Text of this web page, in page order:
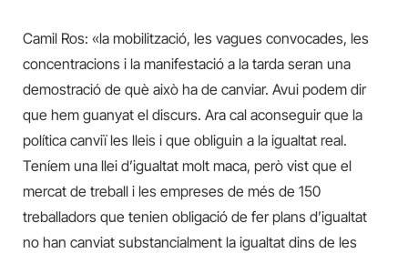
Camil Ros: «la mobilització, les vagues convocades, les
concentracions i la manifestació a la tarda seran una
demostració de què això ha de canviar. Avui podem dir
que hem guanyat el discurs. Ara cal aconseguir que la
política canviï les lleis i que obliguin a la igualtat real.
Teníem una llei d’igualtat molt maca, però vist que el
mercat de treball i les empreses de més de 150
treballadors que tenien obligació de fer plans d’igualtat
no han canviat substancialment la igualtat dins de les